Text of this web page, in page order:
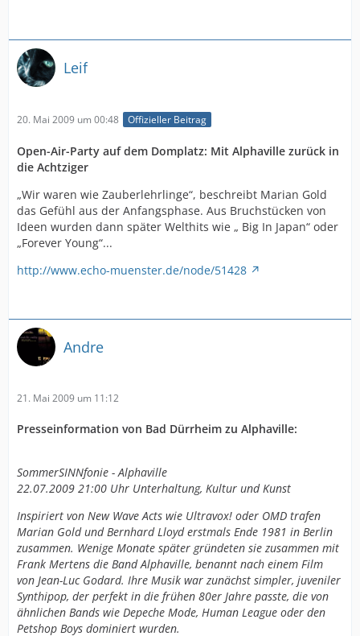
Leif
20. Mai 2009 um 00:48 Offizieller Beitrag
Open-Air-Party auf dem Domplatz: Mit Alphaville zurück in
die Achtziger
„Wir waren wie Zauberlehrlinge“, beschreibt Marian Gold
das Gefühl aus der Anfangsphase. Aus Bruchstücken von
Ideen wurden dann später Welthits wie „ Big In Japan“ oder
„Forever Young“...
http://www.echo-muenster.de/node/51428
Andre
21. Mai 2009 um 11:12
Presseinformation von Bad Dürrheim zu Alphaville:
SommerSINNfonie - Alphaville
22.07.2009 21:00 Uhr Unterhaltung, Kultur und Kunst
Inspiriert von New Wave Acts wie Ultravox! oder OMD trafen
Marian Gold und Bernhard Lloyd erstmals Ende 1981 in Berlin
zusammen. Wenige Monate später gründeten sie zusammen mit
Frank Mertens die Band Alphaville, benannt nach einem Film
von Jean-Luc Godard. Ihre Musik war zunächst simpler, juveniler
Synthipop, der perfekt in die frühen 80er Jahre passte, die von
ähnlichen Bands wie Depeche Mode, Human League oder den
Petshop Boys dominiert wurden.